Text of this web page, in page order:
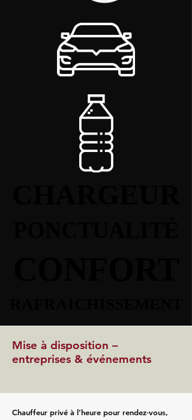
Mise à disposition –
entreprises & événements
Chauffeur privé à l’heure pour rendez‑vous,